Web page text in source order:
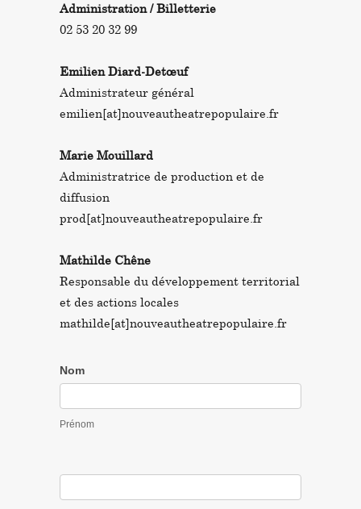
Administration / Billetterie
02 53 20 32 99
Emilien Diard-Detœuf
Administrateur général
emilien[at]nouveautheatrepopulaire.fr
Marie Mouillard
Administratrice de production et de
diffusion
prod[at]nouveautheatrepopulaire.fr
Mathilde Chêne
Responsable du développement territorial
et des actions locales
mathilde[at]nouveautheatrepopulaire.fr
C
o
n
t
c
t
Nom
Prénom